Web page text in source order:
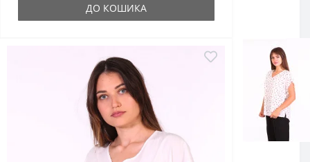
ДО КОШИКА